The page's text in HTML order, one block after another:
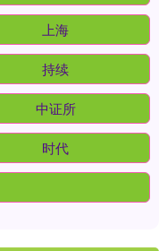
上海
持续
中证所
时代